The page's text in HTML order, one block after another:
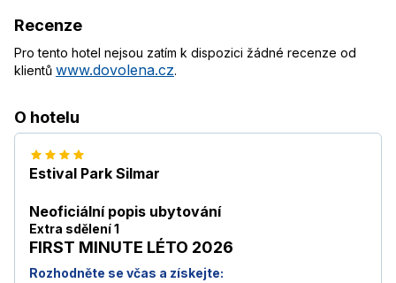
Recenze
Pro tento hotel nejsou zatím k dispozici žádné recenze od
klientů www.dovolena.cz.
O hotelu
Estival Park Silmar
Neoficiální popis ubytování
Extra sdělení 1
FIRST MINUTE LÉTO 2026
Rozhodněte se včas a získejte: